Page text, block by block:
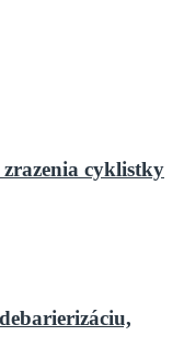
zrazenia cyklistky